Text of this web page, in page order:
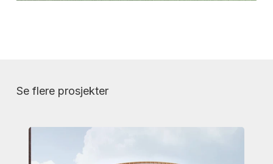
Se flere prosjekter